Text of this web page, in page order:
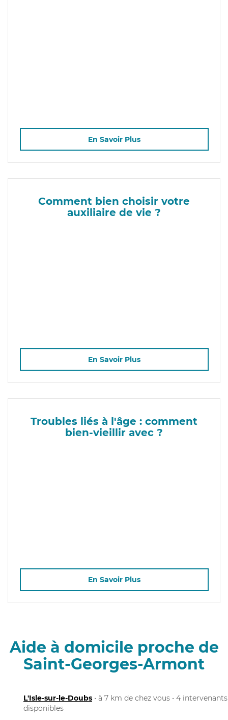
En Savoir Plus
Comment bien choisir votre
auxiliaire de vie ?
En Savoir Plus
Troubles liés à l'âge : comment
bien-vieillir avec ?
En Savoir Plus
Aide à domicile proche de
Saint-Georges-Armont
L'Isle-sur-le-Doubs • à 7 km de chez vous • 4 intervenants
disponibles